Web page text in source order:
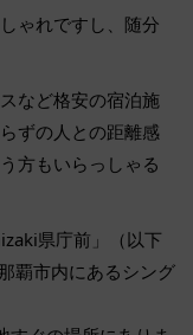
ゃれですし、随分
など格安の宿泊施
ずの人との距離感
方もいらっしゃる
県庁前」（以下
覇市内にあるシング